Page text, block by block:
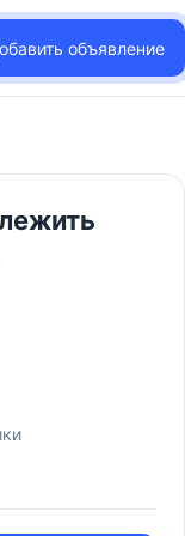
объявление